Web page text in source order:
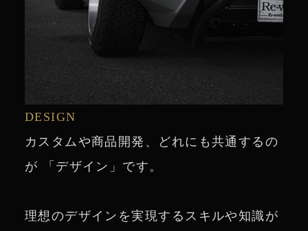
DESIGN
カスタムや商品開発、どれにも共通するの
が 「デザイン」です。
理想のデザインを実現するスキルや知識が